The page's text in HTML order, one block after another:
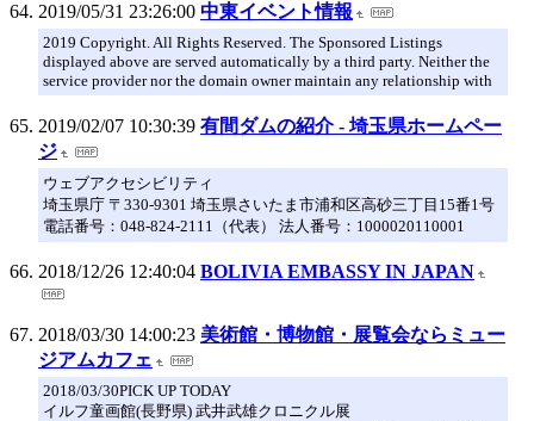
2019/05/31 23:26:00 中東イベント情報
2019 Copyright. All Rights Reserved. The Sponsored Listings
displayed above are served automatically by a third party. Neither the
service provider nor the domain owner maintain any relationship with
2019/02/07 10:30:39 有間ダムの紹介 - 埼玉県ホームペー
ジ
ウェブアクセシビリティ
埼玉県庁 〒330-9301 埼玉県さいたま市浦和区高砂三丁目15番1号
電話番号：048-824-2111（代表） 法人番号：1000020110001
2018/12/26 12:40:04 BOLIVIA EMBASSY IN JAPAN
2018/03/30 14:00:23 美術館・博物館・展覧会ならミュー
ジアムカフェ
2018/03/30PICK UP TODAY
イルフ童画館(長野県) 武井武雄クロニクル展